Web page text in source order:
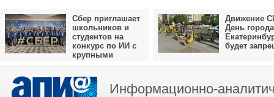
Сбер приглашает
школьников и
студентов на
конкурс по ИИ с
крупными
Движение
День города
будет
Информационно-